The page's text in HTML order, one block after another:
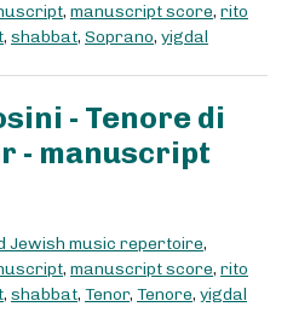
, manuscript score, rito
, shabbat, Soprano, yigdal
- Tenore di
- manuscript
Jewish music repertoire,
, manuscript score, rito
, shabbat, Tenor, Tenore, yigdal